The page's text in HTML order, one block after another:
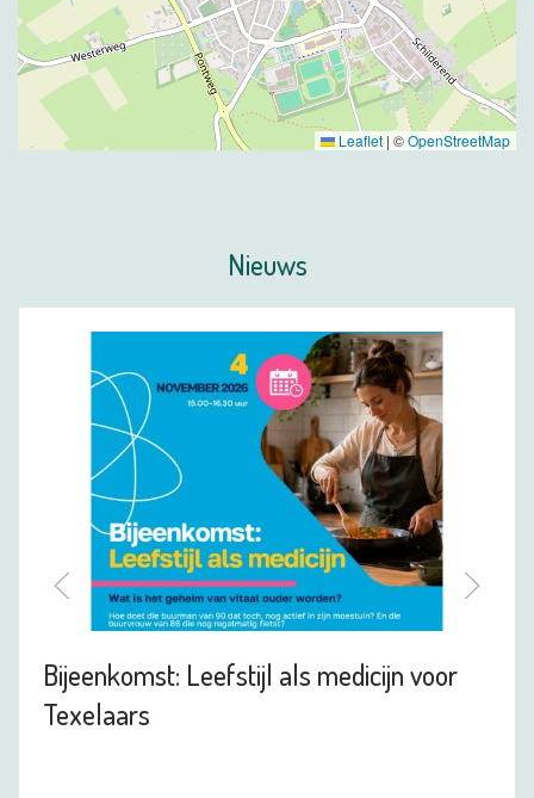
Leaflet | ©OpenStreetMap
Nieuws
Bijeenkomst: Leefstijl als medicijn voor
Texelaars